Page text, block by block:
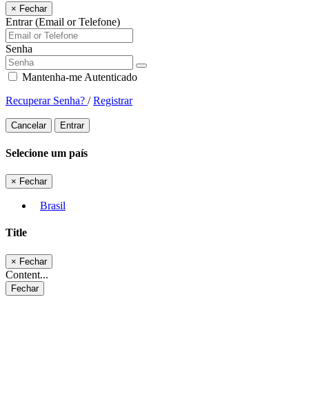
× Fechar
Entrar (Email or Telefone)
Senha
Mantenha-me Autenticado
Recuperar Senha? /Registrar
Cancelar Entrar
Selecione um país
× Fechar
Brasil
Title
× Fechar
Content...
Fechar